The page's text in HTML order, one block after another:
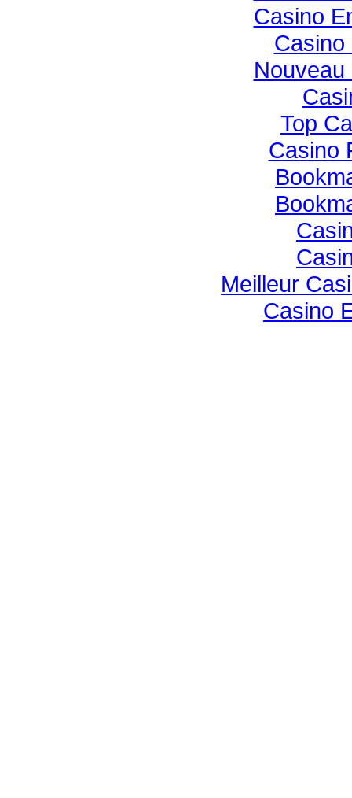
Casino
Casino
Top
Casino
Meilleur
Casino